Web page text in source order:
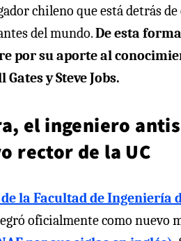
chileno que está detrás
del mundo.De esta
por su aporte al
Gates y Steve Jobs.
el ingeniero
rector de la UC
la Facultad de Ingeniería
oficialmente como nuevo